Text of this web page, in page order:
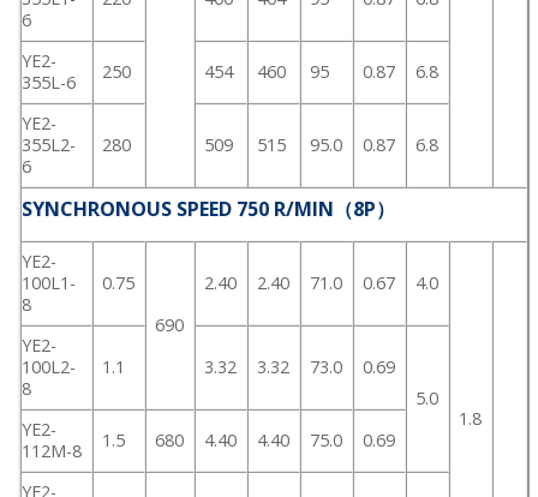
6
YE2-
355L-6
250 454 460 95 0.87 6.8
YE2-
355L2-
6
280 509 515 95.0 0.87 6.8
SYNCHRONOUS SPEED 750 R/MIN（8P）
YE2-
100L1-
8
0.75
690
2.40 2.40 71.0 0.67 4.0
1.8
YE2-
100L2-
8
1.1 3.32 3.32 73.0
0.69
5.0
YE2-
112M-8
1.5 680 4.40 4.40 75.0 0.69
YE2-